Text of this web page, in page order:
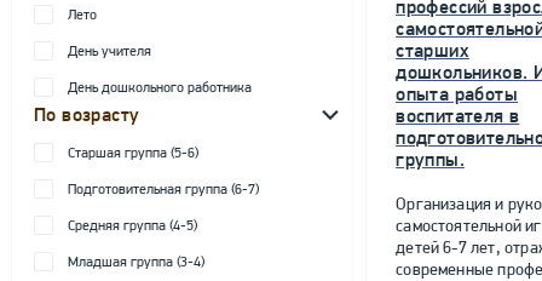
Лето
День учителя
День дошкольного работника
По возрасту
Старшая группа (5-6)
Подготовительная группа (6-7)
Средняя группа (4-5)
Младшая группа (3-4)
профессий
старших
дошкольников.
опыта работы
воспитателя в
группы.
Организация и
самостоятельной
детей 6-7 лет,
современные